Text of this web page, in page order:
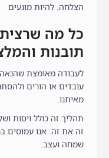
הצלחה, להיות מונעים
כל מה
תובנות
לעבודה מאומצת
עובדים או הורים
מאיתנו.
תהליך זה כולל ויסות
זה את זה. אנו עמוסים
שמחה ועצב.